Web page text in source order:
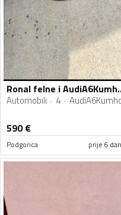
Ronal
Automobili 4
590€
Podgorica prije 6